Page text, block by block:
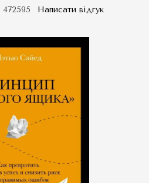
472595 Написати відгук